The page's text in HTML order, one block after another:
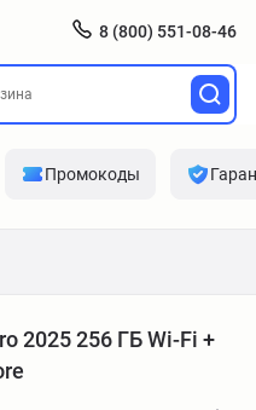
8 (800) 551-08-46
Промокоды
2025 256 ГБ Wi-Fi +